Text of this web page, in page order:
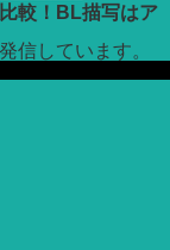
較！BL描写はア
信しています。